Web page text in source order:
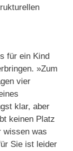
für ein Kind
»Zum
vier
klar, aber
keinen Platz
wissen was
Sie ist leider